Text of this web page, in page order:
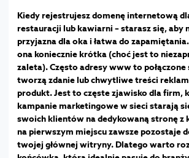
Kiedy rejestrujesz domenę internetową
restauracji lub kawiarni – starasz się, aby
przyjazna dla oka i łatwa do
ona koniecznie krótka (choć jest to
zaleta). Często adresy www to połączone
tworzą zdanie lub chwytliwe treści
produkt. Jest to częste zjawisko dla firm,
kampanie marketingowe w sieci starają
swoich klientów na dedykowaną stronę z
na pierwszym miejscu zawsze pozostaje
twojej głównej witryny. Dlatego warto